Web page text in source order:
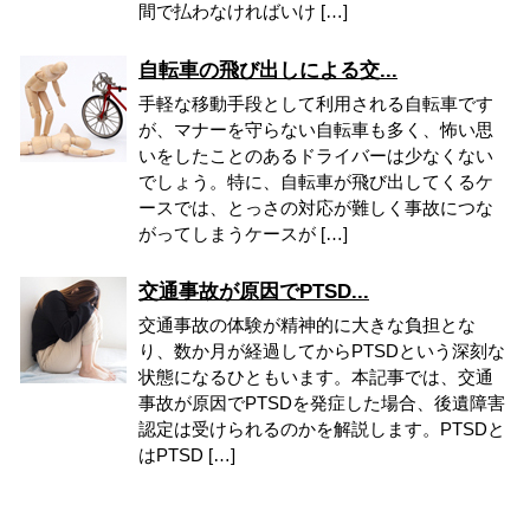
間で払わなければいけ […]
自転車の飛び出しによる交...
手軽な移動手段として利用される自転車です
が、マナーを守らない自転車も多く、怖い思
いをしたことのあるドライバーは少なくない
でしょう。特に、自転車が飛び出してくるケ
ースでは、とっさの対応が難しく事故につな
がってしまうケースが […]
交通事故が原因でPTSD...
交通事故の体験が精神的に大きな負担とな
り、数か月が経過してからPTSDという深刻な
状態になるひともいます。本記事では、交通
事故が原因でPTSDを発症した場合、後遺障害
認定は受けられるのかを解説します。PTSDと
はPTSD […]